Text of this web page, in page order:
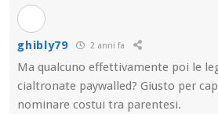
ghibly79 2 anni fa
Ma qualcuno effettivamente poi le
cialtronate paywalled? Giusto per
nominare costui tra parentesi.